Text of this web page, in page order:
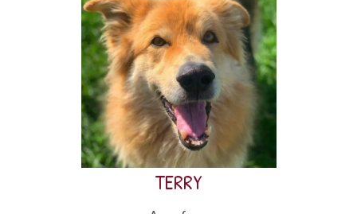
TERRY
Croisé Collie né en 2012, Terry a été confié à
l’Oasis après que son humain ait développé une
allergie.